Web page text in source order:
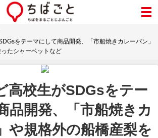
をテーマにして商品開発、「市船焼きカレーパン」
たシャーベットなど
高校生がSDGsをテー
品開発、「市船焼きカ
や規格外の船橋産梨を